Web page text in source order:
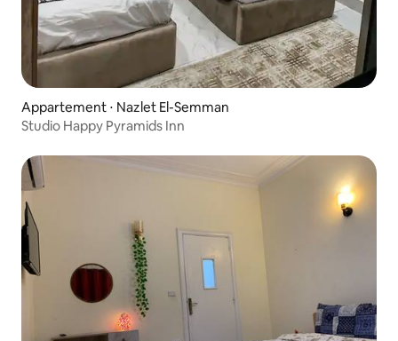
Appartement ⋅ Nazlet El-Semman
Studio Happy Pyramids Inn